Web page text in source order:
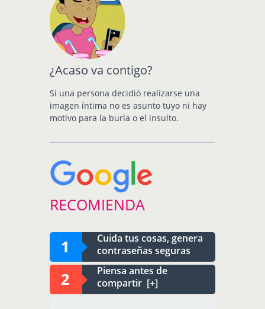
¿Acaso va contigo?
Si una persona decidió realizarse una
imagen íntima no es asunto tuyo ni hay
motivo para la burla o el insulto.
RECOMIENDA
Cuida tus cosas, genera
contraseñas seguras
Piensa antes de
compartir [+]